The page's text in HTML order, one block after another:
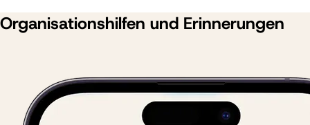
Organisationshilfen und Erinnerungen